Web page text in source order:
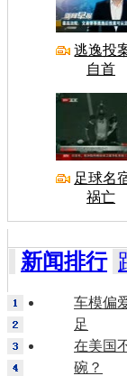
逃逸投
自首
足球名
祸亡
新闻排行
车模偏
足
在美国
碗？